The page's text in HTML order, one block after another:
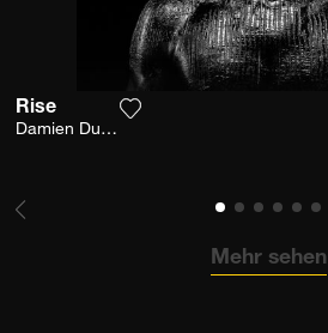
Rise
Damien Dufresne
Mehr sehen